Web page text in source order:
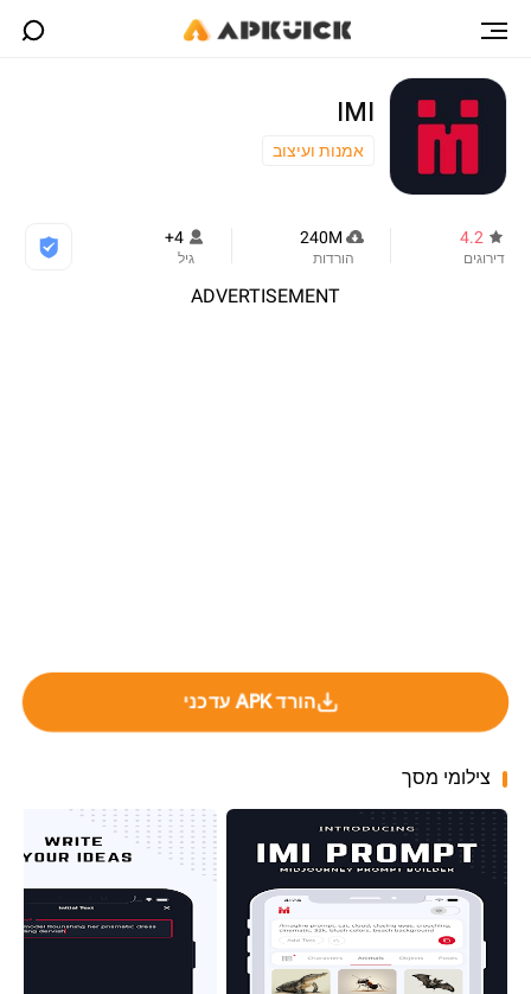
IMI
אמנות ועיצוב
4.2
דירוגים
240M
הורדות
4+
גיל
ADVERTISEMENT
הורד APK עדכני
צילומי מסך